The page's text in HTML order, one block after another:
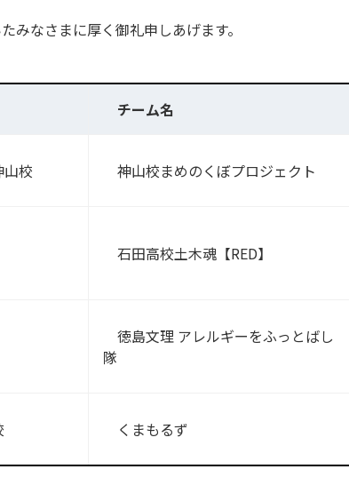
なさまに厚く御礼申しあげます。
チーム名
校 神山校まめのくぼプロジェクト
石田高校土木魂【RED】
徳島文理 アレルギーをふっとばし
隊
くまもるず